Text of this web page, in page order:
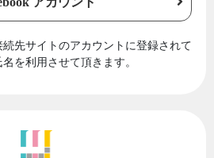
先サイトのアカウントに登録されて
を利用させて頂きます。